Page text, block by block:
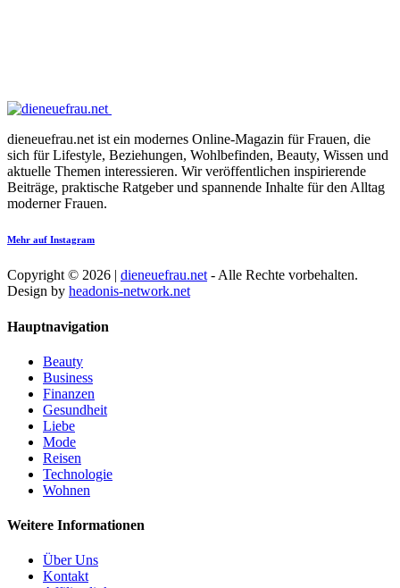
dieneuefrau.net ist ein modernes Online-Magazin für Frauen, die
sich für Lifestyle, Beziehungen, Wohlbefinden, Beauty, Wissen und
aktuelle Themen interessieren. Wir veröffentlichen inspirierende
Beiträge, praktische Ratgeber und spannende Inhalte für den Alltag
moderner Frauen.
Mehr auf Instagram
Copyright © 2026 | dieneuefrau.net - Alle Rechte vorbehalten.
Design by headonis-network.net
Hauptnavigation
Beauty
Business
Finanzen
Gesundheit
Liebe
Mode
Reisen
Technologie
Wohnen
Weitere Informationen
Über Uns
Kontakt